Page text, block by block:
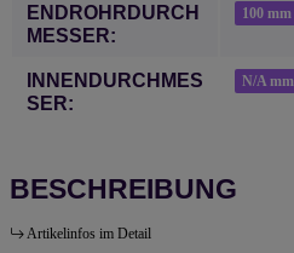
ENDROHRDURCH
MESSER:
100 mm
INNENDURCHMES
SER:
N/A mm
BESCHREIBUNG
Artikelinfos im Detail